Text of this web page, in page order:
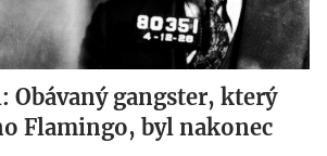
Obávaný gangster, který
Flamingo, byl nakonec